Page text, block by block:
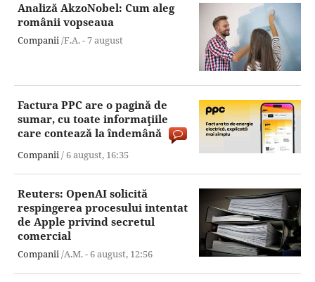
Analiză AkzoNobel: Cum aleg
românii vopseaua
Companii/F.A. -7 august
Factura PPC are o pagină de
sumar, cu toate informaţiile
care contează la îndemână
Companii/6 august, 16:35
Reuters: OpenAI solicită
respingerea procesului intentat
de Apple privind secretul
comercial
Companii/A.M. -6 august, 12:56